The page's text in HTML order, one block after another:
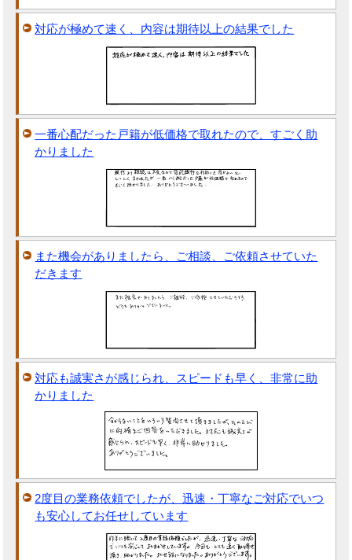
対応が極めて速く、内容は期待以上の結果でした
一番心配だった戸籍が低価格で取れたので、すごく助
かりました
また機会がありましたら、ご相談、ご依頼させていた
だきます
対応も誠実さが感じられ、スピードも早く、非常に助
かりました
2度目の業務依頼でしたが、迅速・丁寧なご対応でいつ
も安心してお任せしています